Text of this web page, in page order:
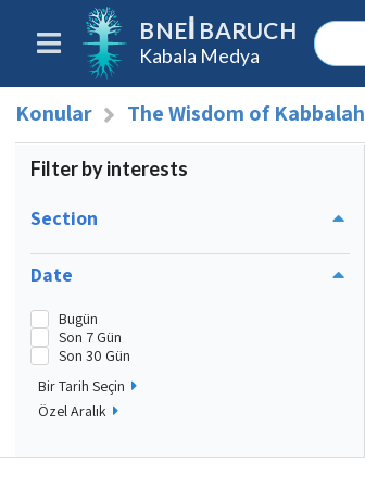
BNEI BARUCH
Kabala Medya
Konular The Wisdom of Kabbalah
Filter by interests
Section
Date
Bugün
Son 7 Gün
Son 30 Gün
Bir Tarih Seçin
Özel Aralık